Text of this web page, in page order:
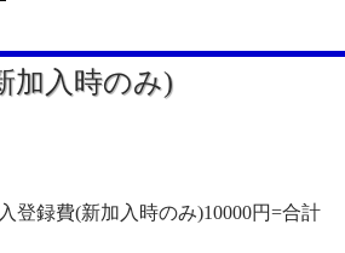
加入時のみ)
登録費(新加入時のみ)10000円=合計